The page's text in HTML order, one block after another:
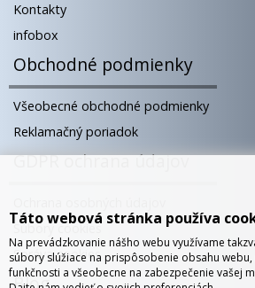
Kontakty
infobox
Obchodné podmienky
Všeobecné obchodné podmienky
Reklamačný poriadok
GDPR ochrana údajov
Súbory cookies
Správa cookies
Blog
Táto webová stránka používa
Na prevádzkovanie nášho webu využívame
súbory slúžiace na prispôsobenie obsahu
funkčnosti a všeobecne na zabezpečenie vašej